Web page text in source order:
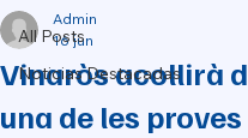
All Posts
Noticias Destacadas
Vinaròs acollirà
una de les
Admin
16 jun